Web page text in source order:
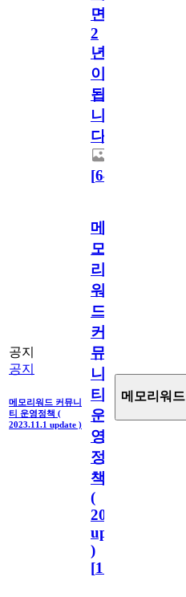
면
2
년
이
됩
니
다.
[64
공지
공지
메모리워드 커뮤니
티 운영정책 (
2023.11.1 update )
메
모
리
워
드
커
뮤
니
티
운
영
정
책
(
2023.11.1
update
)
[110
메모리워드